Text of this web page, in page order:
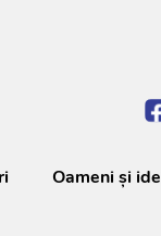
Oameni şi